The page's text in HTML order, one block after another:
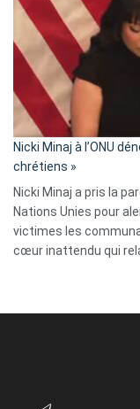
Nicki Minaj à l’ONU
chrétiens »
Nicki Minaj a pris la
Nations Unies pour
victimes les
cœur inattendu qui